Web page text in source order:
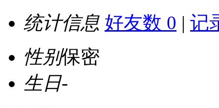
统计信息 好友数 0 | 记
性别保密
生日-